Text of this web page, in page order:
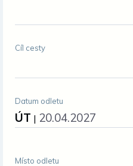
Cíl cesty
Datum odletu
ÚT | 20.04.2027
Místo odletu